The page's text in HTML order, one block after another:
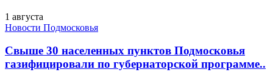
1 августа
Новости Подмосковья
Свыше 30 населенных пунктов Подмосковья
газифицировали по губернаторской программе..